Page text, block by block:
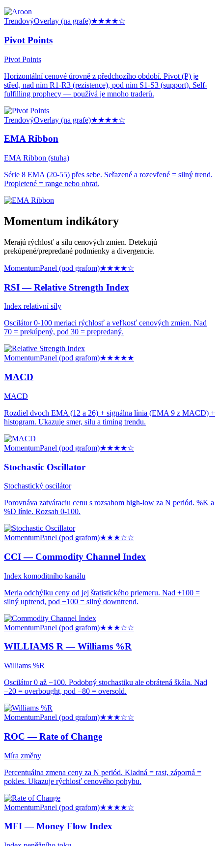
TrendovýOverlay (na grafe)★★★★☆
Pivot Points
Pivot Points
Horizontální cenové úrovně z předchozího období. Pivot (P) je
střed, nad ním R1-R3 (rezistence), pod ním S1-S3 (support). Self-
fulfilling prophecy — používá je mnoho traderů.
TrendovýOverlay (na grafe)★★★★☆
EMA Ribbon
EMA Ribbon (stuha)
Série 8 EMA (20-55) přes sebe. Seřazené a rozevřené = silný trend.
Propletené = range nebo obrat.
Momentum indikátory
Merajú rýchlosť a silu cenových zmien. Detekujú
prekúpené/prepredané podmienky a divergencie.
MomentumPanel (pod grafom)★★★★☆
RSI —Relative Strength Index
Index relativní síly
Oscilátor 0-100 meriaci rýchlosť a veľkosť cenových zmien. Nad
70 = prekúpený, pod 30 = prepredaný.
MomentumPanel (pod grafom)★★★★★
MACD
MACD
Rozdiel dvoch EMA (12 a 26) + signálna línia (EMA 9 z MACD) +
histogram. Ukazuje smer, silu a timing trendu.
MomentumPanel (pod grafom)★★★★☆
Stochastic Oscillator
Stochastický oscilátor
Porovnáva zatváraciu cenu s rozsahom high-low za N periód. %K a
%D línie. Rozsah 0-100.
MomentumPanel (pod grafom)★★★☆☆
CCI — Commodity Channel Index
Index komoditního kanálu
Meria odchýlku ceny od jej štatistického priemeru. Nad +100 =
silný uptrend, pod −100 = silný downtrend.
MomentumPanel (pod grafom)★★★☆☆
WILLIAMS R —Williams %R
Williams %R
Oscilátor 0 až −100. Podobný stochastiku ale obrátená škála. Nad
−20 = overbought, pod −80 = oversold.
MomentumPanel (pod grafom)★★★☆☆
ROC —Rate of Change
Míra změny
Percentuálna zmena ceny za N periód. Kladná = rast, záporná =
pokles. Ukazuje rýchlosť cenového pohybu.
MomentumPanel (pod grafom)★★★★☆
MFI —Money Flow Index